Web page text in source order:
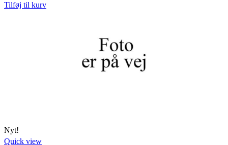
Tilføj til kurv
Nyt!
Quick view